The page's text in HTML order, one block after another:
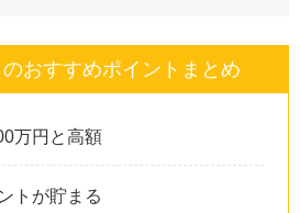
おすすめポイントまとめ
万円と高額
トが貯まる